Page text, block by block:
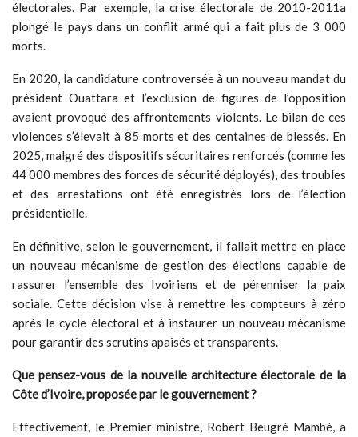
électorales. Par exemple, la crise électorale de 2010-2011a
plongé le pays dans un conflit armé qui a fait plus de 3 000
morts.
En 2020, la candidature controversée à un nouveau mandat du
président Ouattara et l’exclusion de figures de l’opposition
avaient provoqué des affrontements violents. Le bilan de ces
violences s’élevait à 85 morts et des centaines de blessés. En
2025, malgré des dispositifs sécuritaires renforcés (comme les
44 000 membres des forces de sécurité déployés), des troubles
et des arrestations ont été enregistrés lors de l’élection
présidentielle.
En définitive, selon le gouvernement, il fallait mettre en place
un nouveau mécanisme de gestion des élections capable de
rassurer l’ensemble des Ivoiriens et de pérenniser la paix
sociale. Cette décision vise à remettre les compteurs à zéro
après le cycle électoral et à instaurer un nouveau mécanisme
pour garantir des scrutins apaisés et transparents.
Que pensez-vous de la nouvellearchitecture électorale de la
Côte d’Ivoire, proposée par le gouvernement ?
Effectivement, le Premier ministre, Robert Beugré Mambé, a